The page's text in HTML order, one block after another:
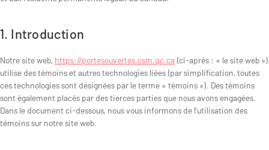
1. Introduction
Notre site web, https://portesouvertes.csm.qc.ca (ci-après : « le site web »)
utilise des témoins et autres technologies liées (par simplification, toutes
ces technologies sont désignées par le terme « témoins »). Des témoins
sont également placés par des tierces parties que nous avons engagées.
Dans le document ci-dessous, nous vous informons de l’utilisation des
témoins sur notre site web.